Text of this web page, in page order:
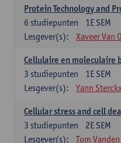
Protein Technology and
1E SEM
6 studiepunten
Lesgever(s):
Xaveer Van
Cellulaire en moleculaire
1E SEM
3 studiepunten
Lesgever(s):
Yann
Cellular stress and cell
2E SEM
3 studiepunten
Lesgever(s):
Tom